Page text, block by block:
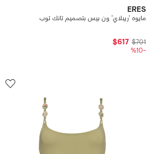
ERES
مايوه 'ريبلاي' ون بيس بتصميم تانك توب
$701
$617
-%10